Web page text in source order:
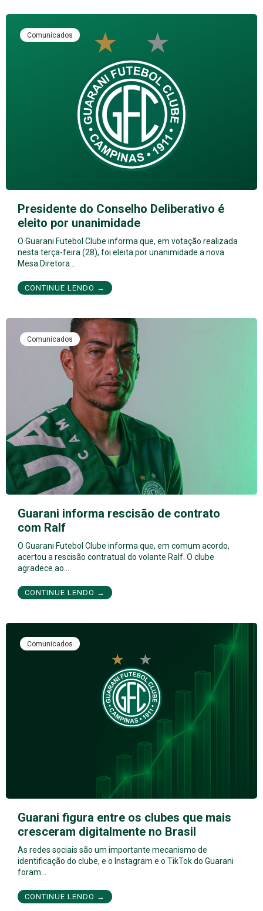
Comunicados
Presidente do Conselho Deliberativo é
eleito por unanimidade
O Guarani Futebol Clube informa que, em votação realizada
nesta terça-feira (28), foi eleita por unanimidade a nova
Mesa Diretora…
CONTINUE LENDO →
Comunicados
Guarani informa rescisão de contrato
com Ralf
O Guarani Futebol Clube informa que, em comum acordo,
acertou a rescisão contratual do volante Ralf. O clube
agradece ao…
CONTINUE LENDO →
Comunicados
Guarani figura entre os clubes que mais
cresceram digitalmente no Brasil
As redes sociais são um importante mecanismo de
identificação do clube, e o Instagram e o TikTok do Guarani
foram…
CONTINUE LENDO →